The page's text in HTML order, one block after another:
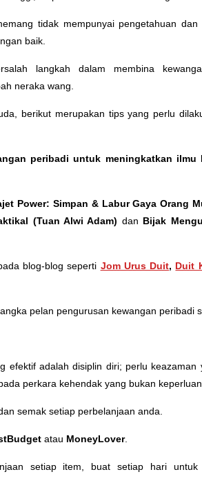
tidak mempunyai pengetahuan dan
baik.
langkah dalam membina
neraka wang.
berikut merupakan tips yang perlu
peribadi untuk meningkatkan ilmu
Power: Simpan & Labur Gaya Orang
(Tuan Alwi Adam) dan Bijak
blog-blog seperti Jom Urus Duit, Duit
pelan pengurusan kewangan peribadi
efektif adalah disiplin diri; perlu keazaman
perkara kehendak yang bukan keperluan
semak setiap perbelanjaan anda.
atau MoneyLover.
setiap item, buat setiap hari untuk